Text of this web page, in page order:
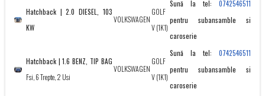
Hatchback | 2.0 DIESEL, 103
KW
VOLKSWAGEN
GOLF
V (1K1)
Sună la tel: 0742546511
pentru subansamble si
caroserie
Hatchback | 1.6 BENZ, TIP BAG
Fsi, 6 Trepte, 2 Usi
VOLKSWAGEN
GOLF
V (1K1)
Sună la tel: 0742546511
pentru subansamble si
caroserie